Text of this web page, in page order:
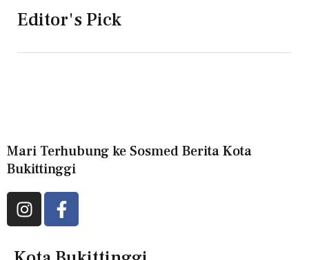
Editor's Pick
Mari Terhubung ke Sosmed Berita Kota
Bukittinggi